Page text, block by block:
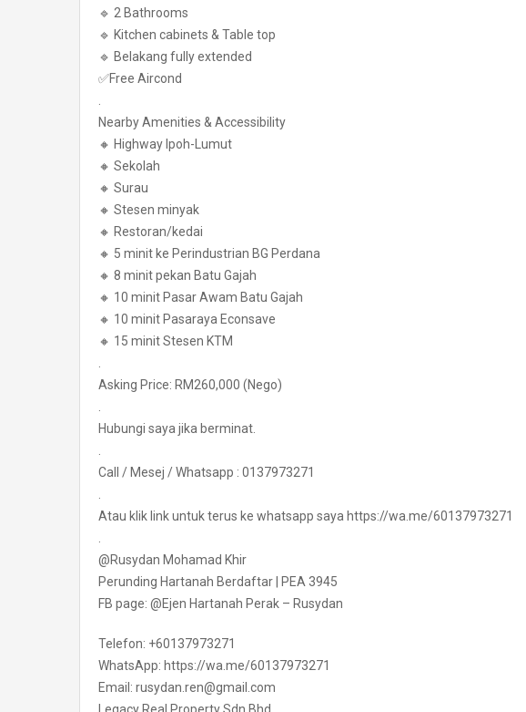
🔹 2 Bathrooms
🔹 Kitchen cabinets & Table top
🔹 Belakang fully extended
✅Free Aircond
.
Nearby Amenities & Accessibility
🔸 Highway Ipoh-Lumut
🔸 Sekolah
🔸 Surau
🔸 Stesen minyak
🔸 Restoran/kedai
🔸 5 minit ke Perindustrian BG Perdana
🔸 8 minit pekan Batu Gajah
🔸 10 minit Pasar Awam Batu Gajah
🔸 10 minit Pasaraya Econsave
🔸 15 minit Stesen KTM
.
Asking Price: RM260,000 (Nego)
.
Hubungi saya jika berminat.
.
Call / Mesej / Whatsapp : 0137973271
.
Atau klik link untuk terus ke whatsapp saya https://wa.me/60137973271
.
@Rusydan Mohamad Khir
Perunding Hartanah Berdaftar | PEA 3945
FB page: @Ejen Hartanah Perak – Rusydan
Telefon: +60137973271
WhatsApp: https://wa.me/60137973271
Email: rusydan.ren@gmail.com